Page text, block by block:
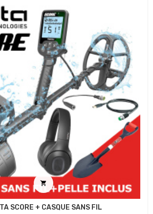

SCORE + CASQUE SANS FIL